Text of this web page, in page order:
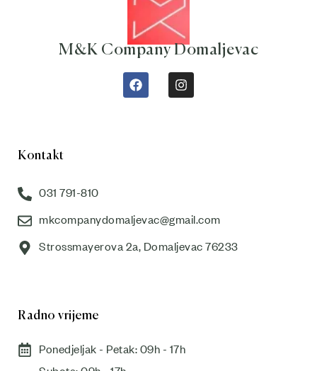
M&K Company Domaljevac
Kontakt
031 791-810
mkcompanydomaljevac@gmail.com
Strossmayerova 2a, Domaljevac 76233
Radno vrijeme
Ponedjeljak - Petak: 09h - 17h